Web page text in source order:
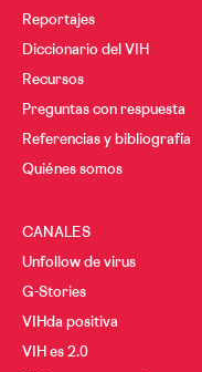
Reportajes
Diccionario del VIH
Recursos
Preguntas con respuesta
Referencias y bibliografía
Quiénes somos
CANALES
Unfollow de virus
G-Stories
VIHda positiva
VIH es 2.0